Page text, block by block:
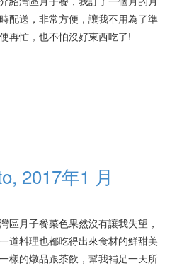
配送，非常方便，讓我不用為了準
再忙，也不怕沒好東西吃了!
2017年1 月
區月子餐菜色果然沒有讓我失望，
道料理也都吃得出來食材的鮮甜美
樣的燉品跟茶飲，幫我補足一天所